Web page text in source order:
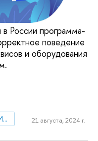
России программа-
поведение
и оборудования
Дополнительное образование МИЭМ НИУ ВШЭ
21 августа, 2024 г.